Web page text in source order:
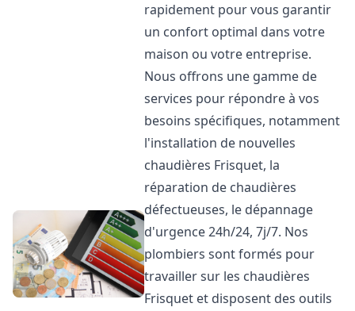
rapidement pour vous garantir
un confort optimal dans votre
maison ou votre entreprise.
Nous offrons une gamme de
services pour répondre à vos
besoins spécifiques, notamment
l'installation de nouvelles
chaudières Frisquet, la
réparation de chaudières
défectueuses, le dépannage
d'urgence 24h/24, 7j/7. Nos
plombiers sont formés pour
travailler sur les chaudières
Frisquet et disposent des outils